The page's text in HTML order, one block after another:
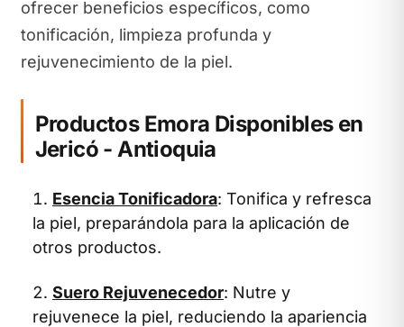
ofrecer beneficios específicos, como
tonificación, limpieza profunda y
rejuvenecimiento de la piel.
Productos Emora Disponibles en
Jericó - Antioquia
Esencia Tonificadora: Tonifica y refresca
la piel, preparándola para la aplicación de
otros productos.
Suero Rejuvenecedor: Nutre y
rejuvenece la piel, reduciendo la apariencia